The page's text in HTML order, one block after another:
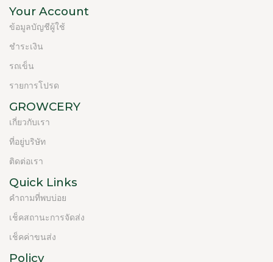
Your Account
ข้อมูลบัญชีผู้ใช้
ชำระเงิน
รถเข็น
รายการโปรด
GROWCERY
เกี่ยวกับเรา
ที่อยู่บริษัท
ติดต่อเรา
Quick Links
คำถามที่พบบ่อย
เช็คสถานะการจัดส่ง
เช็คค่าขนส่ง
Policy